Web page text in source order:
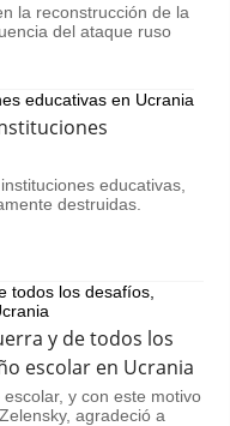
la reconstrucción de la
del ataque ruso
educativas,
destruidas.
y de todos los
escolar en Ucrania
y con este motivo
agradeció a